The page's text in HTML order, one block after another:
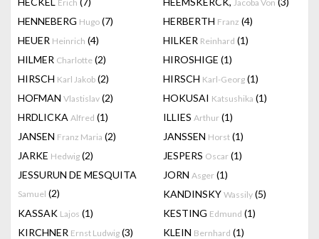
Erich Jacoba Von
HENNEBERG Hugo (7) HERBERTH Franz (4)
HEUER Heinrich (4) HILKER Reinhard (1)
HILMER Charlotte (2) HIROSHIGE (1)
HIRSCH Karl Jakob (2) HIRSCH Karl-Georg (1)
HOFMAN Vlastislav (2) HOKUSAI Katsushika (1)
HRDLICKA Alfred (1) ILLIES Arthur (1)
JANSEN Franz Maria (2) JANSSEN Horst (1)
JARKE Hedwig (2) JESPERS Oscar (1)
JESSURUN DE MESQUITA
Samuel (2)
JORN Asger (1)
KANDINSKY Wassily (5)
KASSAK Lajos (1) KESTING Edmund (1)
KIRCHNER Ernst Ludwig (3) KLEIN Bernhard (1)